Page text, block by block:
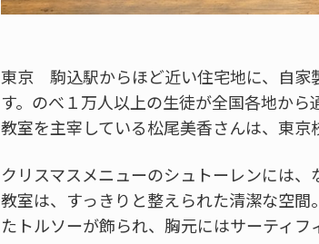
東京 駒込駅からほど近い住宅地に、自家
す。のべ１万人以上の生徒が全国各地から
教室を主宰している松尾美香さんは、東京
クリスマスメニューのシュトーレンには
教室は、すっきりと整えられた清潔な空
たトルソーが飾られ、胸元にはサーティフ